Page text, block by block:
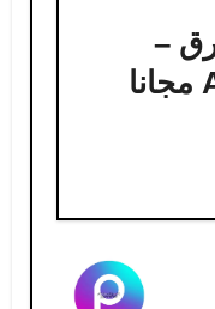
–
الواتس الازرق APK مجانا